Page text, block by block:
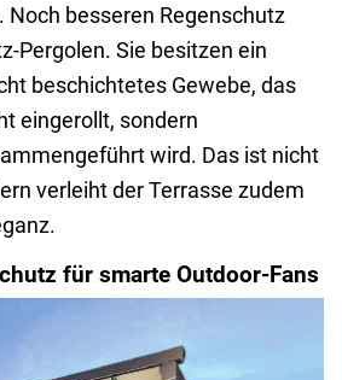
Noch besseren Regenschutz
Pergolen. Sie besitzen ein
beschichtetes Gewebe, das
eingerollt, sondern
wird. Das ist nicht
verleiht der Terrasse zudem
für smarte Outdoor-Fans